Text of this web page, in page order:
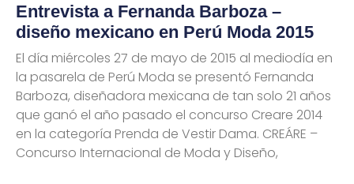
Entrevista a Fernanda Barboza –
diseño mexicano en Perú Moda 2015
El día miércoles 27 de mayo de 2015 al mediodía en
la pasarela de Perú Moda se presentó Fernanda
Barboza, diseñadora mexicana de tan solo 21 años
que ganó el año pasado el concurso Creare 2014
en la categoría Prenda de Vestir Dama. CREÁRE –
Concurso Internacional de Moda y Diseño,